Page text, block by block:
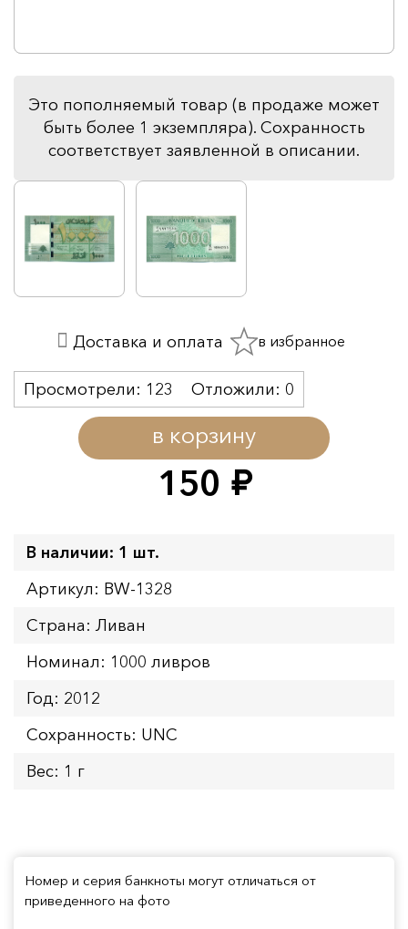
Это пополняемый товар (в продаже может
быть более 1 экземпляра). Сохранность
соответствует заявленной в описании.
150 руб.
в корзину
Просмотрели: 123 Отложили: 0
Доставка и оплата в избранное
В наличии: 1 шт.
Артикул: BW-1328
Страна: Ливан
Номинал: 1000 ливров
Год: 2012
Сохранность: UNC
Вес: 1 г
Номер и серия банкноты могут отличаться от
приведенного на фото